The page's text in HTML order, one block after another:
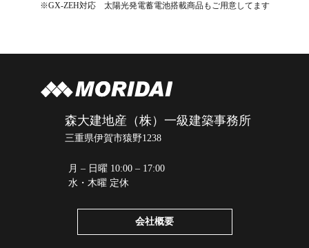
※GX-ZEH対応 太陽光発電蓄電池搭載商品もご用意してます
森大建地産（株）一級建築事務所
三重県伊賀市猿野1238
月 – 日曜 10:00 – 17:00
水・木曜 定休
会社概要